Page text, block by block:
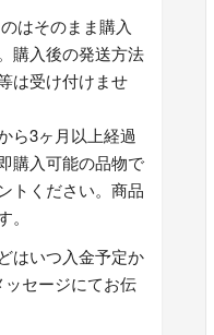
はそのまま購入
購入後の発送方法
は受け付けませ
ら3ヶ月以上経過
購入可能の品物で
トください。商品
はいつ入金予定か
セージにてお伝